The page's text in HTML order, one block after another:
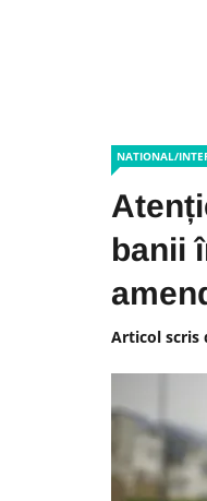
NATIONAL/
banii
Articol scris